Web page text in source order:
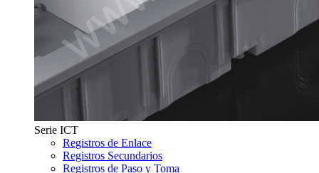
Serie ICT
Registros de Enlace
Registros Secundarios
Registros de Paso y Toma